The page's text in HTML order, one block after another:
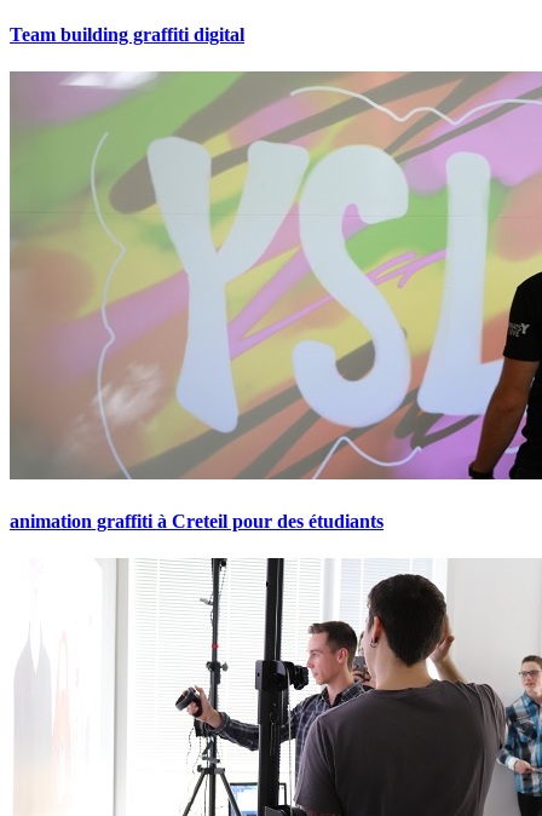
Team building graffiti digital
animation graffiti à Creteil pour des étudiants